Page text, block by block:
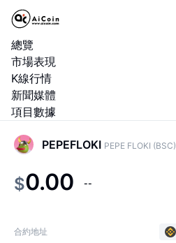
總覽
市場表現
K線行情
新聞媒體
項目數據
PEPEFLOKI PEPE FLOKI (BSC)
$0.00 --
合約地址